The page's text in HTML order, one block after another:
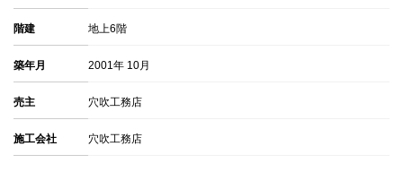
階建 地上6階
築年月 2001年 10月
売主 穴吹工務店
施工会社 穴吹工務店